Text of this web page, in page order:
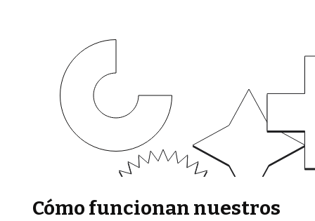
Cómo funcionan nuestros